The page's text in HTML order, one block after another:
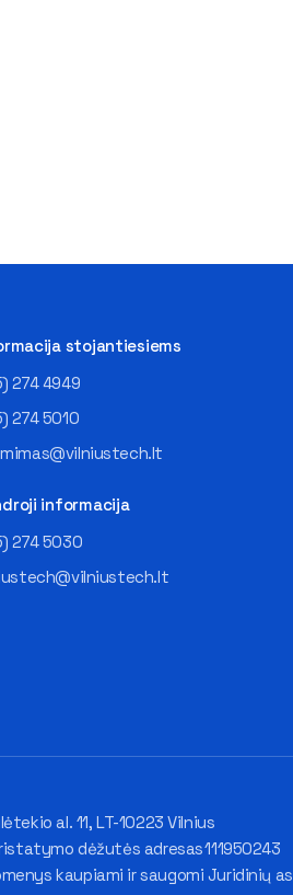
stojantiesiems
274 4949
274 5010
informacija
274 5030
al. 11, LT-10223 Vilnius
dėžutės adresas 111950243
kaupiami ir saugomi Juridinių